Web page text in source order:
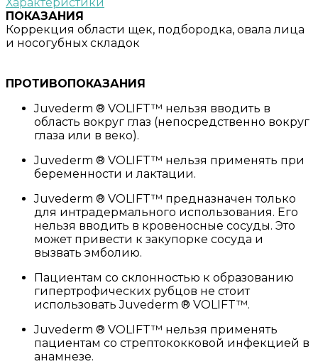
ПОКАЗАНИЯ
Коррекция области щек, подбородка, овала лица
и носогубных складок
ПРОТИВОПОКАЗАНИЯ
Juvederm ® VOLIFT™ нельзя вводить в
область вокруг глаз (непосредственно вокруг
глаза или в веко).
Juvederm ® VOLIFT™ нельзя применять при
беременности и лактации.
Juvederm ® VOLIFT™ предназначен только
для интрадермального использования. Его
нельзя вводить в кровеносные сосуды. Это
может привести к закупорке сосуда и
вызвать эмболию.
Пациентам со склонностью к образованию
гипертрофических рубцов не стоит
использовать Juvederm ® VOLIFT™.
Juvederm ® VOLIFT™ нельзя применять
пациентам со стрептококковой инфекцией в
анамнезе.